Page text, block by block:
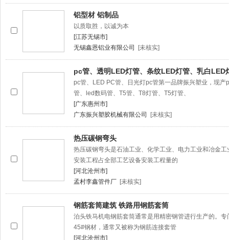
铝型材 铝制品
以质取胜，以诚为本
[江苏无锡市]
无锡鑫恩铝业有限公司
[未核实]
pc管、透明LED灯管、条纹LED灯管、乳白LED
pc管、LED PC管、日光灯pc管第一品牌振兴塑业，现
管、led数码管、T5管、T8灯管、T5灯管、
[广东惠州市]
广东振兴塑胶机械有限公司
[未核实]
热压碳钢弯头
热压碳钢弯头是石油工业、化学工业、电力工业和冶金
安装工程占全部工艺设备安装工程量的
[河北沧州市]
孟村李鑫管件厂 [未核实]
钢筋套筒建筑 铁路用钢筋套筒
泊头铁马机电钢筋套筒通常是用精密钢管进行生产的。
45#钢材，通常又被称为钢筋连接套管
[河北沧州市]